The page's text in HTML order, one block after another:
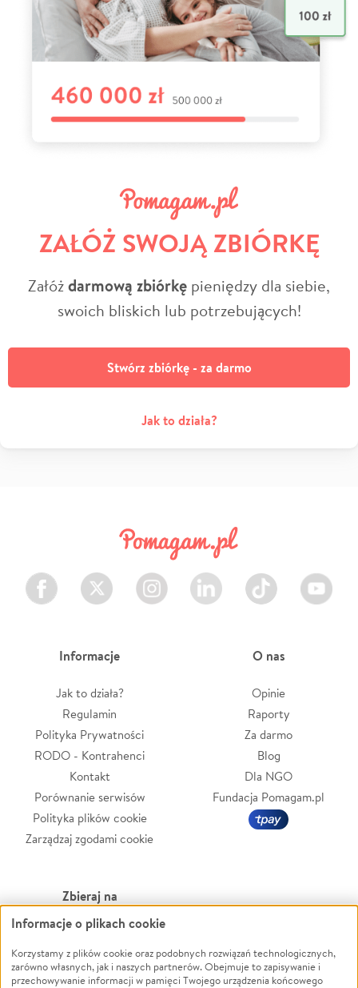
ZAŁÓŻ SWOJĄ ZBIÓRKĘ
Załóżdarmową zbiórkę pieniędzy dla siebie,
swoich bliskich lub potrzebujących!
Stwórz zbiórkę - za darmo
Jak to działa?
Facebook Twitter Instagram LinkedIn TikTok Youtube
Informacje
Jak to działa?
Regulamin
Polityka Prywatności
RODO - Kontrahenci
Kontakt
Porównanie serwisów
Polityka plików cookie
Zarządzaj zgodami cookie
O nas
Opinie
Raporty
Za darmo
Blog
Dla NGO
Fundacja Pomagam.pl
Zbieraj na
Leczenie
Zwierzęta
Pożar
Powódź
Wichura
Informacje o plikach cookie
Korzystamy z plików cookie oraz podobnych rozwiązań technologicznych,
zarówno własnych, jak i naszych partnerów. Obejmuje to zapisywanie i
przechowywanie informacji w pamięci Twojego urządzenia końcowego